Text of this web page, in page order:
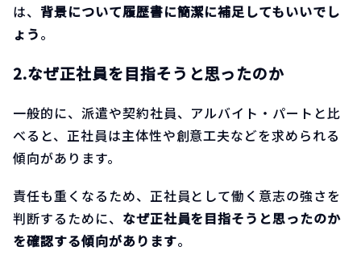
は、 背景について履歴書に簡潔に補足してもいいでし
ょう。
2.なぜ正社員を目指そうと思ったのか
一般的に、派遣や契約社員、アルバイト・パートと比
べると、正社員は主体性や創意工夫などを求められる
傾向があります。
責任も重くなるため、正社員として働く意志の強さを
判断するために、 なぜ正社員を目指そうと思ったのか
を確認する傾向があります。